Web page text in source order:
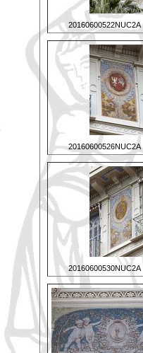
20160600522NUC2A
20160600526NUC2A
20160600530NUC2A